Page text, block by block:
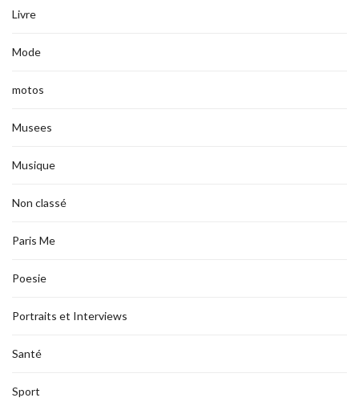
Livre
Mode
motos
Musees
Musique
Non classé
Paris Me
Poesie
Portraits et Interviews
Santé
Sport